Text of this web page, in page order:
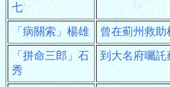
七
「病關索」楊雄 曾在薊州救
「拼命三郎」石
秀
到大名府囑託